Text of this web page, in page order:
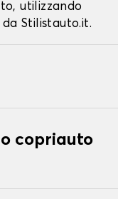
utilizzando
Stilistauto.it.
copriauto